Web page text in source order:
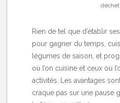
déchet
Rien de tel que d’établir
pour gagner du temps,
légumes de saison, et
où l’on cuisine et ceux où
activités. Les avantages
craque pas sur une pause